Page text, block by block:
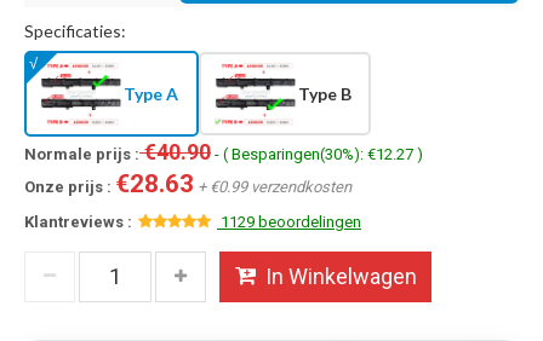
Specificaties:
Type A Type B
Normale prijs :€40.90 - ( Besparingen(30%): €12.27 )
Onze prijs : €28.63 + €0.99 verzendkosten
Klantreviews :
1129 beoordelingen
In Winkelwagen